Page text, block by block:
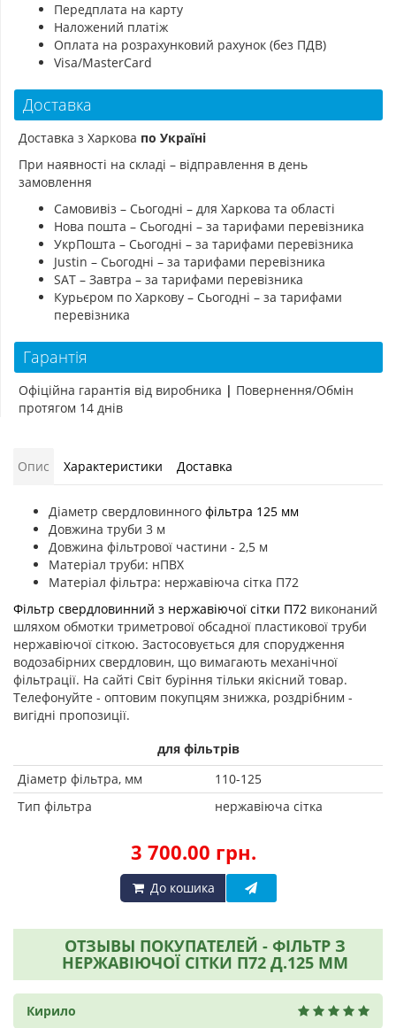
Передплата на карту
Наложений платіж
Оплата на розрахунковий рахунок (без ПДВ)
Visa/MasterCard
Доставка
Доставка з Харкова по Україні
При наявності на складі – відправлення в день
замовлення
Самовивіз – Сьогодні – для Харкова та області
Нова пошта – Сьогодні – за тарифами перевізника
УкрПошта – Сьогодні – за тарифами перевізника
Justin – Сьогодні – за тарифами перевізника
SAT – Завтра – за тарифами перевізника
Курьєром по Харкову – Сьогодні – за тарифами
перевізника
Гарантія
Офіційна гарантія від виробника | Повернення/Обмін
протягом 14 днів
Опис Характеристики Доставка
Діаметр свердловинного фільтра 125 мм
Довжина труби 3 м
Довжина фільтрової частини - 2,5 м
Матеріал труби: нПВХ
Матеріал фільтра: нержавіюча сітка П72
Фільтр свердловинний з нержавіючої сітки П72 виконаний
шляхом обмотки триметрової обсадної пластикової труби
нержавіючої сіткою. Застосовується для спорудження
водозабірних свердловин, що вимагають механічної
фільтрації. На сайті Світ буріння тільки якісний товар.
Телефонуйте - оптовим покупцям знижка, роздрібним -
вигідні пропозиції.
для фільтрів
Діаметр фільтра, мм
110-125
Тип фільтра
нержавіюча сітка
3 700.00 грн.
До кошика
ОТЗЫВЫ ПОКУПАТЕЛЕЙ - ФІЛЬТР З
НЕРЖАВІЮЧОЇ СІТКИ П72 Д.125 ММ
Кирило